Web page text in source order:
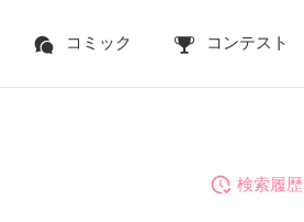
コミック コンテスト
検索履歴